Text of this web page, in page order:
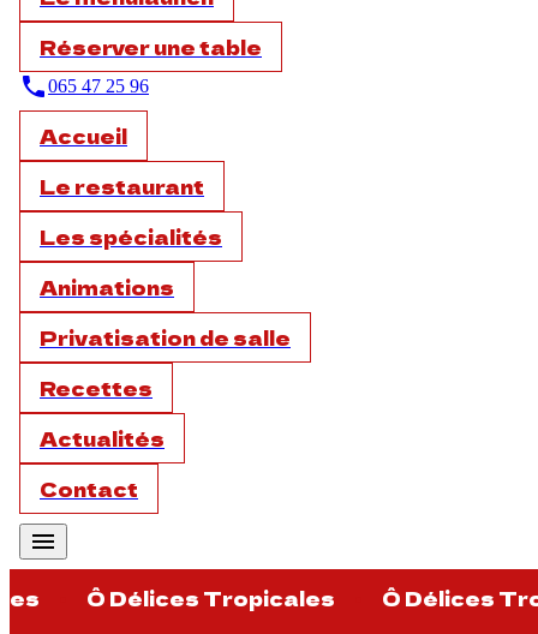
Réserver une table
phone065 47 25 96
Accueil
Le restaurant
Les spécialités
Animations
Privatisation de salle
Recettes
Actualités
Contact
menu
Ô Délices Tropicales
Ô Délices